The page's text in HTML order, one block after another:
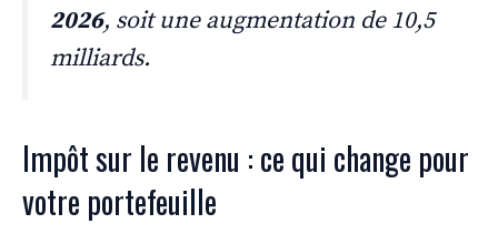
2026, soit une augmentation de 10,5
milliards.
Impôt sur le revenu : ce qui change pour
votre portefeuille